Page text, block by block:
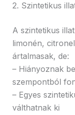
2. Szintetikus
A szintetikus
limonén,
ártalmasak, de:
– Hiányoznak
szempontból
– Egyes
válthatnak ki